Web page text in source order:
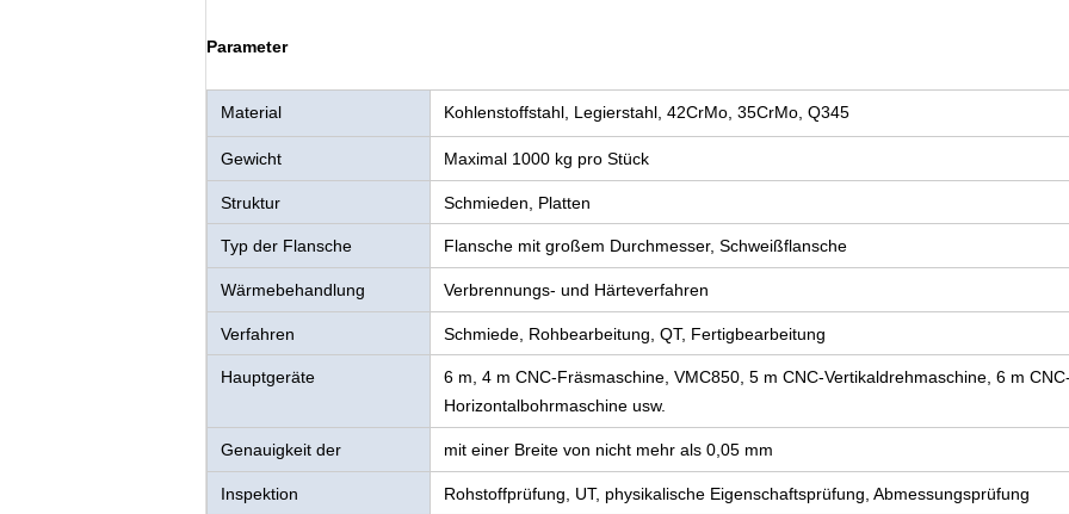
Parameter
Material Kohlenstoffstahl, Legierstahl, 42CrMo, 35CrMo, Q345
Gewicht Maximal 1000 kg pro Stück
Struktur Schmieden, Platten
Typ der Flansche Flansche mit großem Durchmesser, Schweißflansche
Wärmebehandlung Verbrennungs- und Härteverfahren
Verfahren Schmiede, Rohbearbeitung, QT, Fertigbearbeitung
Hauptgeräte
6 m, 4 m CNC-Fräsmaschine, VMC850, 5 m CNC-Vertikaldrehmaschine, 6 m
Horizontalbohrmaschine usw.
Genauigkeit der
Zahnräder
mit einer Breite von nicht mehr als 0,05 mm
Inspektion Rohstoffprüfung, UT, physikalische Eigenschaftsprüfung, Abmessungsprüfung